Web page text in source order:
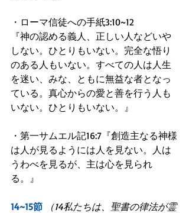
・ローマ信徒への手紙3:10~12
『神の認める義人、正しい人などいや
しない。ひとりもいない。完全な悟り
のある人もいない。すべての人は人生
を迷い、みな、ともに無益な者となっ
ている。真心からの愛と善を行う人も
いない。ひとりもいない。』
・第一サムエル記16:7『創造主なる神様
は人が見るようには人を見ない。人は
うわべを見るが、主は心を見られ
る。』
14~15節
（14私たちは、聖書の律法が霊